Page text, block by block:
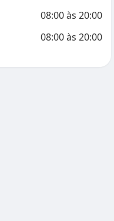
08:00às 20:00
08:00às 20:00